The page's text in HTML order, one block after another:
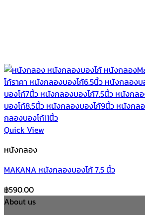
Quick View
หนังกลอง
MAKANA หนังกลองบองโก้ 7.5 นิ้ว
฿590.00
About us